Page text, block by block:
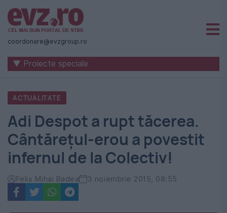
Știri
naționale
internaționale
România
-
Evenimentul
Zilei
coordonare@evzgroup.ro
▼ Proiecte speciale
ACTUALITATE
Adi Despot a rupt tăcerea.
Cântăreţul-erou a povestit
infernul de la ‪Colectiv‬!
Felix Mihai Badea 3 noiembrie 2015, 08:55